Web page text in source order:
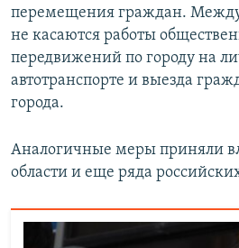
перемещения граждан.
не касаются работы
передвижений по городу на
автотранспорте и выезда
города.
Аналогичные меры приняли
области и еще ряда